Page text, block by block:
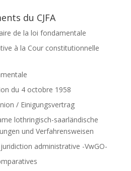
du CJFA
de la loi fondamentale
à la Cour constitutionnelle
du 4 octobre 1958
/ Einigungsvertrag
lothringisch-saarländische
und Verfahrensweisen
juridiction administrative -VwGO-